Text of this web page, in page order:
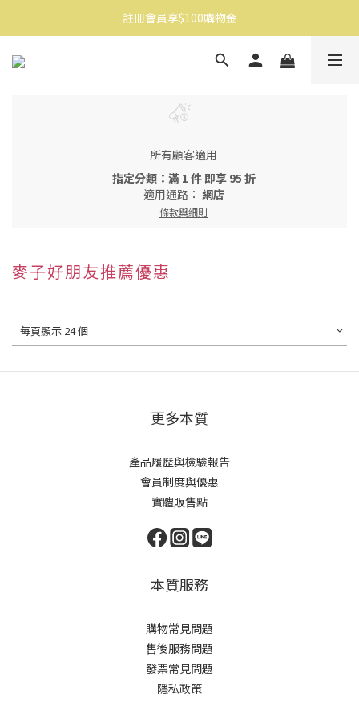
消費滿$1500免運
註冊會員享$100購物金
消費滿$1500免運
所有顧客適用
指定分類：滿 1 件 即享 95 折
適用通路： 網店
條款與細則
麥子好朋友推薦優惠
每頁顯示 24 個
更多本質
產品履歷與檢驗報告
會員制度與優惠
實體販售點
本質服務
購物常見問題
售後服務問題
發票常見問題
隱私政策